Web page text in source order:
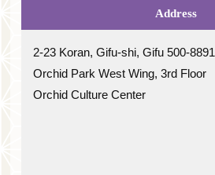
Address
2-23 Koran, Gifu-shi, Gifu 500-8891
Orchid Park West Wing, 3rd Floor
Orchid Culture Center